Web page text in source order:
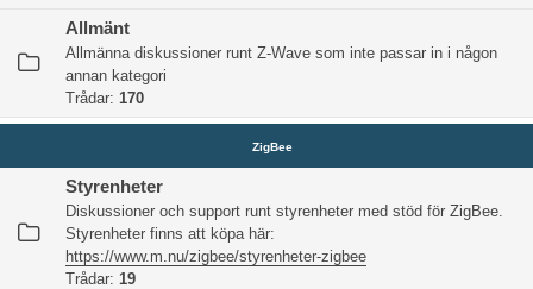
Allmänt
Allmänna diskussioner runt Z-Wave som inte passar in i någon
annan kategori
Trådar: 170
ZigBee
Styrenheter
Diskussioner och support runt styrenheter med stöd för ZigBee.
Styrenheter finns att köpa här:
https://www.m.nu/zigbee/styrenheter-zigbee
Trådar: 19